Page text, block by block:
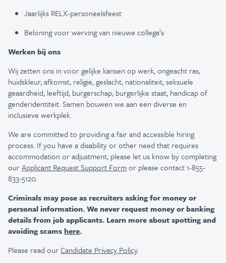
Jaarlijks RELX-personeelsfeest
Beloning voor werving van nieuwe collega’s
Werken bij ons
Wij zetten ons in voor gelijke kansen op werk, ongeacht ras,
huidskleur, afkomst, religie, geslacht, nationaliteit, seksuele
geaardheid, leeftijd, burgerschap, burgerlijke staat, handicap of
genderidentiteit. Samen bouwen we aan een diverse en
inclusieve werkplek.
We are committed to providing a fair and accessible hiring
process. If you have a disability or other need that requires
accommodation or adjustment, please let us know by completing
ourApplicant Request Support Formor please contact 1-855-
833-5120.
Criminals may pose as recruiters asking for money or
personal information. We never request money or banking
details from job applicants. Learn more about spotting and
avoiding scams here.
Please read ourCandidate Privacy Policy.